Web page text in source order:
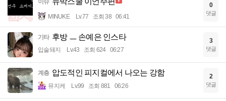
MINUKE Lv.77 조회 38 06:41
0
댓글
기타 후방 ㅡ 손예은 인스타
입술돼지 Lv.43 조회 624 06:27
3
댓글
계층 압도적인 피지컬에서 나오는 강함
뮤지케 Lv.99 조회 881 06:26
2
댓글